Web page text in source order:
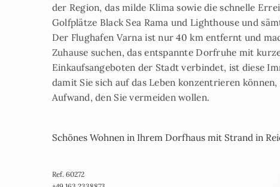
der Region, das milde Klima sowie die schnelle
Golfplätze Black Sea Rama und Lighthouse und
Der Flughafen Varna ist nur 40 km entfernt und
Zuhause suchen, das entspannte Dorfruhe mit
Einkaufsangeboten der Stadt verbindet, ist diese
damit Sie sich auf das Leben konzentrieren
Aufwand, den Sie vermeiden wollen.
Schönes Wohnen in Ihrem Dorfhaus mit Strand in
Ref. 60272